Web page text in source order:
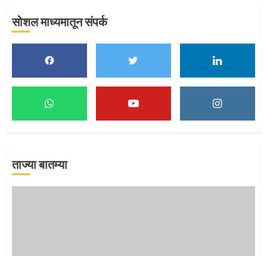
मुख्यमंत्र्यांच्या हस्ते विठ्ठलाची महापूजा
माऊलींच्या पादुकांना नीरा स्नान
सोशल माध्यमातून संपर्क
ताज्या बातम्या